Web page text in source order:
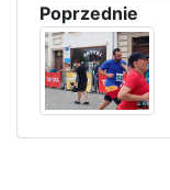
Poprzednie